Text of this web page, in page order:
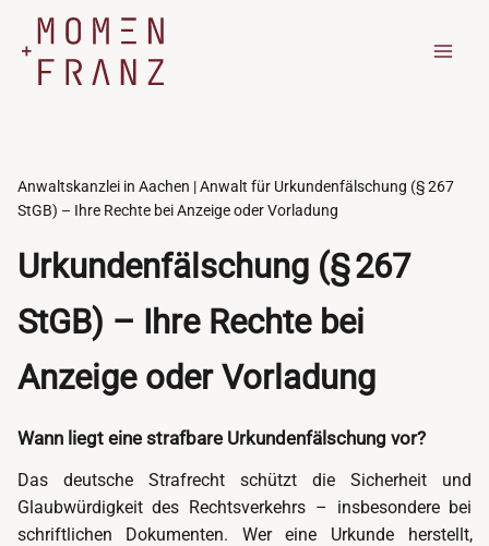
Inhalt
springen
Anwaltskanzlei in Aachen | Anwalt für Urkundenfälschung (§ 267
StGB) – Ihre Rechte bei Anzeige oder Vorladung
Urkundenfälschung (§ 267
StGB) – Ihre Rechte bei
Anzeige oder Vorladung
Wann liegt eine strafbare Urkundenfälschung vor?
Das deutsche Strafrecht schützt die Sicherheit und
Glaubwürdigkeit des Rechtsverkehrs – insbesondere bei
schriftlichen Dokumenten. Wer eine Urkunde herstellt,